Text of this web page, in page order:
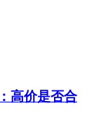
高价是否合